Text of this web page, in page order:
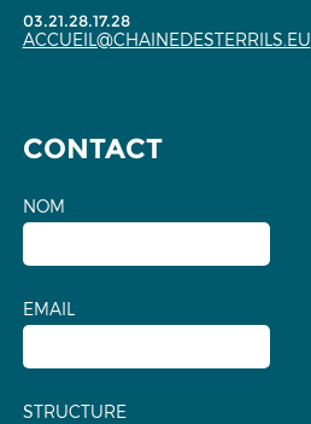
03.21.28.17.28
ACCUEIL@CHAINEDESTERRILS.EU
CONTACT
NOM
EMAIL
STRUCTURE